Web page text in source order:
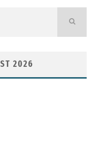
2026